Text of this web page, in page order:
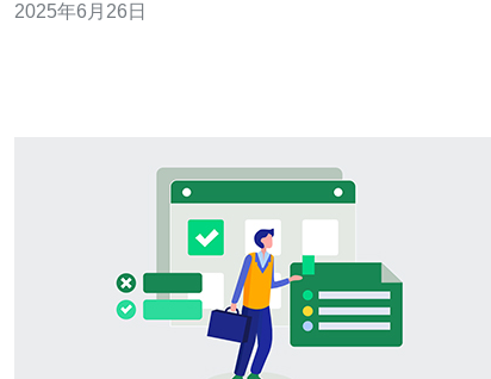
络环境，成为越来越多企业和个人的服务器投资首选。 马
2025年6月26日